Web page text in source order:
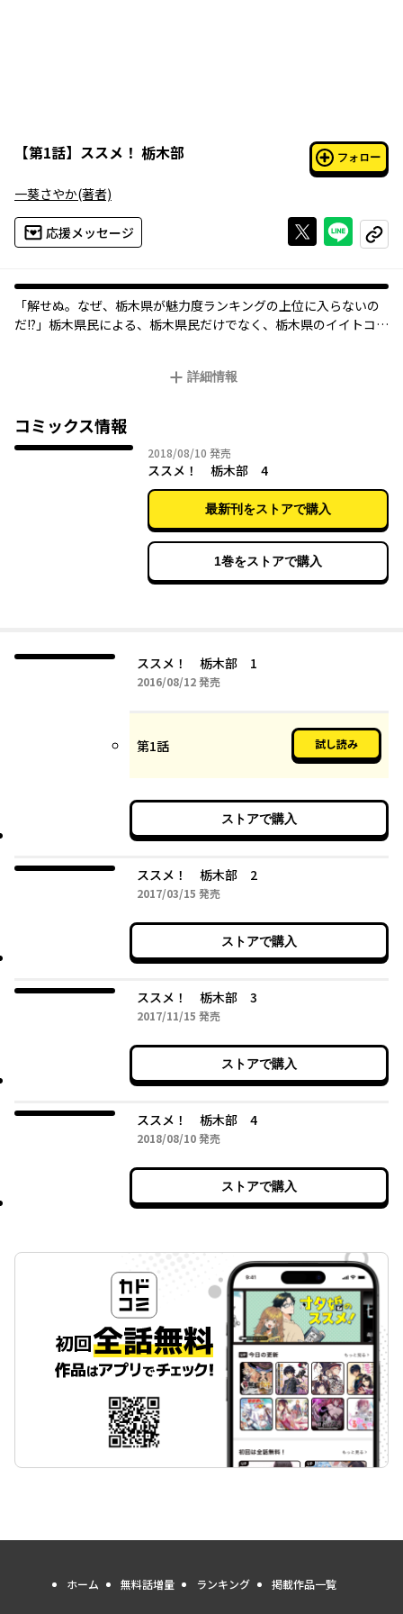
【第1話】 ススメ！ 栃木部 フォロー
一葵さやか(著者)
応援メッセージ Xで投稿する
ライン
コピー
「解せぬ。なぜ、栃木県が魅力度ランキングの上位に入らないの
だ!?」栃木県民による、栃木県民だけでなく、栃木県のイイトコロ
上の方向に突き進んでいくご当地コメディ漫画なのです。
詳細情報
コミックス情報
2018/08/10 2018年08月10日
発売
ススメ！ 栃木部 4
最新刊をストアで購入
1巻をストアで購入
ススメ！ 栃木部 1
2016/08/122016年08月12日
発売
第1話 試し読み
ストアで購入
ススメ！ 栃木部 2
2017/03/15 2017年03月15日
発売
ストアで購入
ススメ！ 栃木部 3
2017/11/15 2017年11月15日
発売
ストアで購入
ススメ！ 栃木部 4
2018/08/102018年08月10日
発売
ストアで購入
ホーム 無料話増量 ランキング 掲載作品一覧